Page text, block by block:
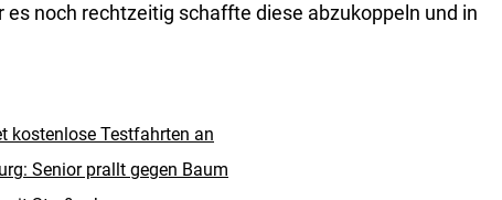
es noch rechtzeitig schaffte diese abzukoppeln und in
kostenlose Testfahrten an
Senior prallt gegen Baum